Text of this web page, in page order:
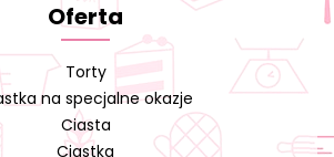
Oferta
Torty
na specjalne okazje
Ciasta
Ciastka